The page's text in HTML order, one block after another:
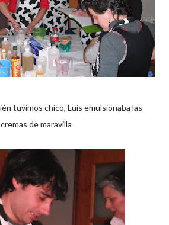
cremas de maravilla